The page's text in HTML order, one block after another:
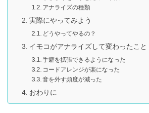
アナライズの種類
実際にやってみよう
どうやってやるの？
イモコがアナライズして変わったこと
手癖を拡張できるようになった
コードアレンジが楽になった
音を外す頻度が減った
おわりに